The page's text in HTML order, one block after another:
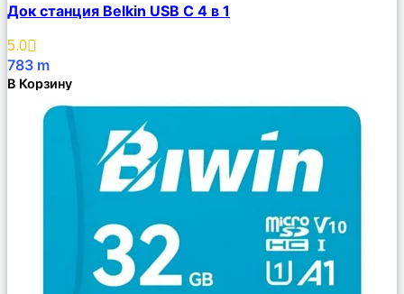
Описание
Избранное
Док станция Belkin USB C 4 в 1
5.0
783 m
В Корзину